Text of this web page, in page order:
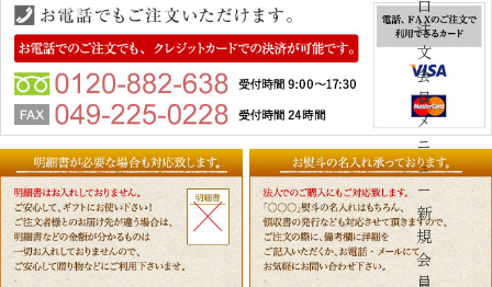
口
注
文
会
員
メ
ニ
ュ
ー
新
規
会
員